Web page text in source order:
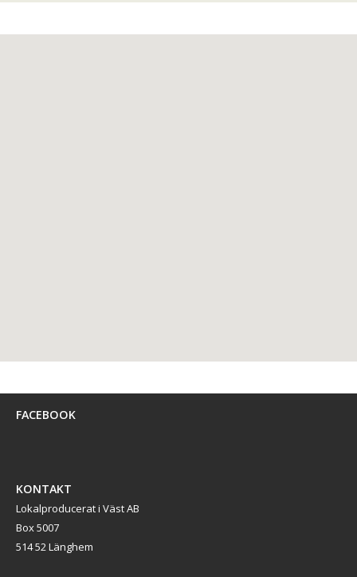
FACEBOOK
KONTAKT
Lokalproducerat i Väst AB
Box 5007
514 52 Länghem